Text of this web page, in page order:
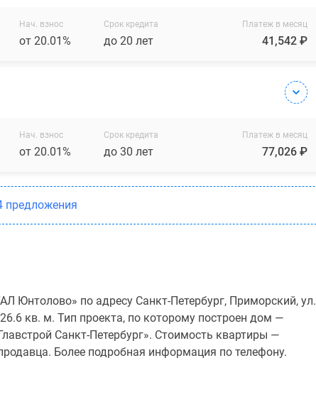
Нач. взнос
от 20.01%
Срок кредита
до 20 лет
Платеж в месяц
41,542 ₽
Нач. взнос
от 20.01%
Срок кредита
до 30 лет
Платеж в месяц
77,026 ₽
предложения
Юнтолово» по адресу Санкт-Петербург, Приморский, ул.
кв. м. Тип проекта, по которому построен дом —
Санкт-Петербург». Стоимость квартиры —
Более подробная информация по телефону.